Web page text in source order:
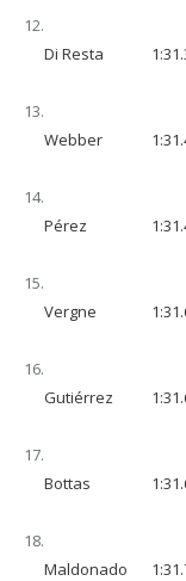
12.
Di Resta
13.
Webber
14.
Pérez
15.
Vergne
16.
Gutiérrez
17.
Bottas
18.
Maldonado